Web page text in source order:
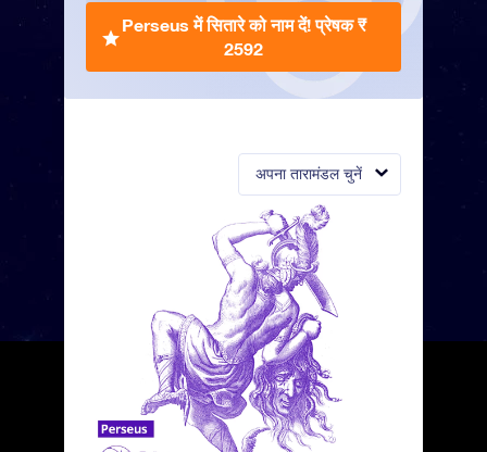
अपना तारामंडल चुनें
Perseus में सितारे को नाम दें!प्रेषक ₹
2592